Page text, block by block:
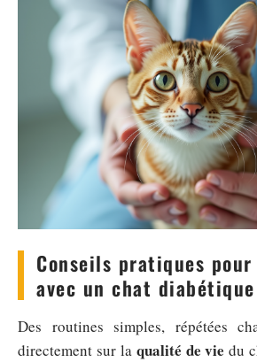
Conseils pratiques
avec un chat diabétique
Des routines simples, répétées
directement sur la qualité de vie du